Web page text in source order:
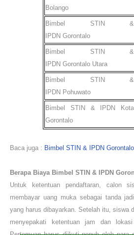
Bolango
Bimbel STIN &
IPDNGorontalo
Bimbel STIN &
IPDNGorontalo Utara
Bimbel STIN &
IPDN Pohuwato
Bimbel STIN & IPDN
Kota
Gorontalo
Baca juga : Bimbel STIN & IPDN Gorontalo
Berapa Biaya Bimbel STIN & IPDN
Untuk ketentuan pendaftaran, calon
membayar uang muka sebagai tanda
yang harus dibayarkan. Setelah itu, siswa
menyepakati ketentuan jam dan